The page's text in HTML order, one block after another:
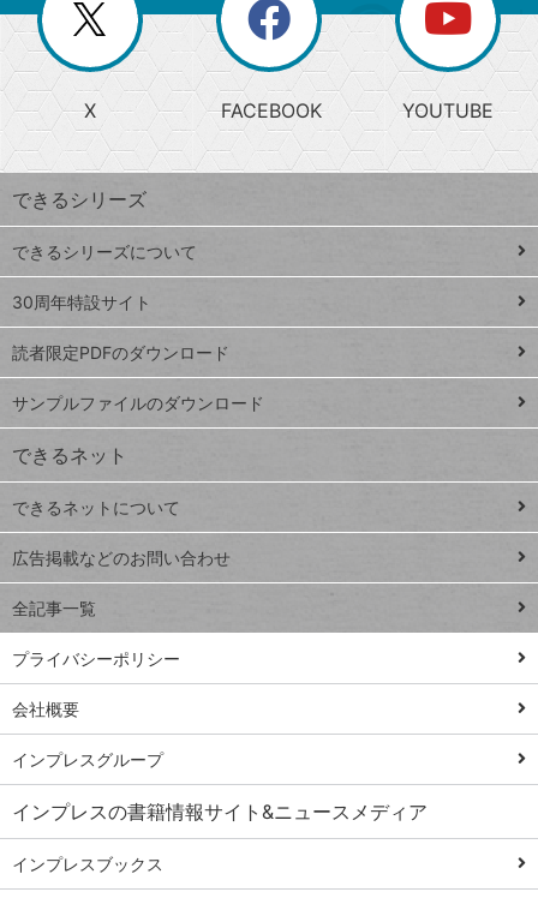
じ
る
search
検
索
上
昇
ワ
ー
ド
Google
スプレ
ッドシ
ート
iPhone
VLOOKUP
close
閉じ
る
閉
じ
る
ー
か
ら
探
す
ト
ッ
プ
ペ
ジ
連載
Excel Q&A
トイアンナ流仕
事術
PowerAutomate
ではじめる業務
の完全自動化
AI議事録作成術
Windows 11
Q&A
Teams踏み込み
活用術
X FACEBOOK YOUTUBE
できるシリーズ
できるシリーズについて
30周年特設サイト
読者限定PDFのダウンロード
サンプルファイルのダウンロード
できるネット
できるネットについて
広告掲載などのお問い合わせ
全記事一覧
プライバシーポリシー
会社概要
インプレスグループ
インプレスの書籍情報サイト&ニュースメディア
インプレスブックス